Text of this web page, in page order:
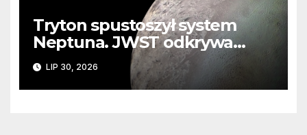
Tryton spustoszył system
Neptuna. JWST odkrywa
ślady kosmicznej katastrofy i
zaginionego lodu
LIP 30, 2026